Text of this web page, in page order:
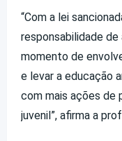
“Com a lei
responsabilidade de
momento de
e levar a educação
com mais ações de
juvenil”, afirma a